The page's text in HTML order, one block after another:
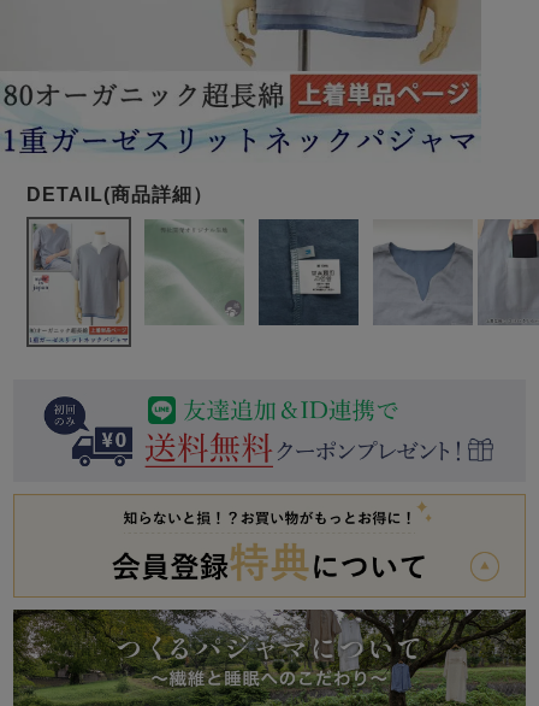
春 夏 秋 冬
ガールズパジャマ
春 夏 秋 冬
ボーイズパジャマ
柄物
売れ筋ランキング
すべての生地一覧はこちら
売れ筋ランキング
- Item Ranking -
目的別でさがす一覧はこちら
すべてのメン
ズ
パジャマ
長袖 半袖 七分袖
前開き かぶり スリーパー
作務衣
羽織・バスロ
ーブ
上着単品
ズボン単品